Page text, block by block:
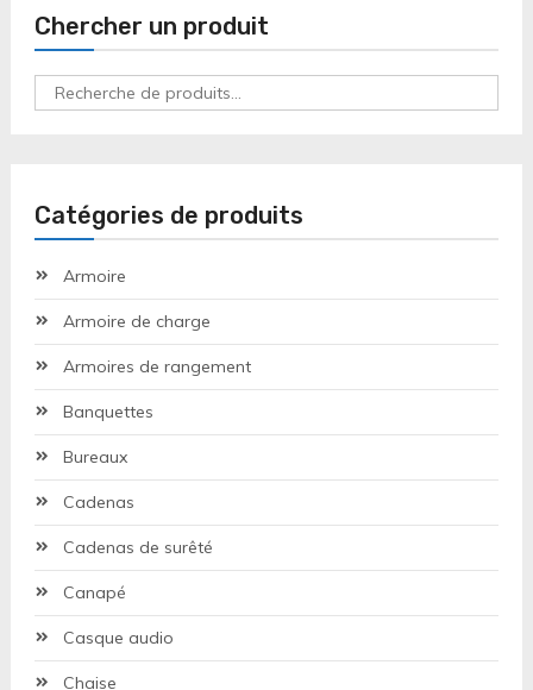
Chercher un produit
Recherche
pour :
Catégories de produits
Armoire
Armoire de charge
Armoires de rangement
Banquettes
Bureaux
Cadenas
Cadenas de surêté
Canapé
Casque audio
Chaise